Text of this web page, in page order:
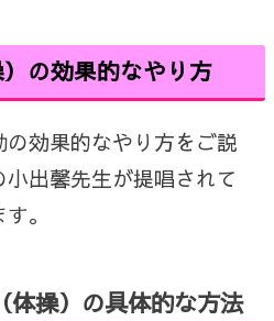
の効果的なやり方
効果的なやり方をご説
出馨先生が提唱されて
。
体操）の具体的な方法